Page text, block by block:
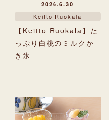
2026.6.30
Keitto Ruokala
【Keitto Ruokala】た
っぷり白桃のミルクか
き氷